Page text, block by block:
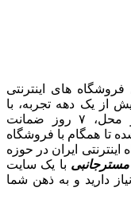
های اینترنتی
از یک دهه تجربه، با
پایبندی به سه اصل کلیدی، پرداخت در محل، ۷ روز ضمانت
تا همگام با فروشگاه‌
ایران در حوزه
مسترجانبی با یک سایت
دارید و به ذهن شما